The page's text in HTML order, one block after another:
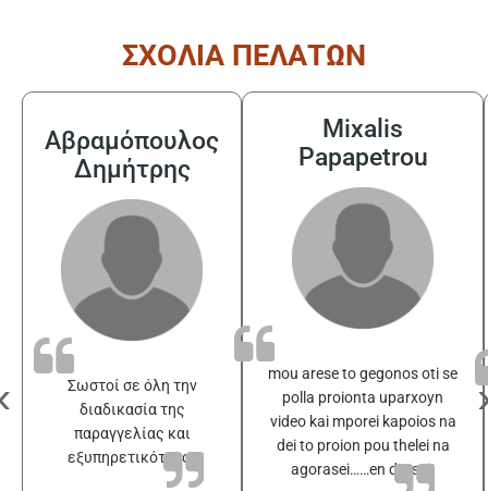
ΣΧΟΛΙΑ ΠΕΛΑΤΩΝ
Αβραμόπουλος
Δημήτρης
Σωστοί σε όλη την
διαδικασία της
παραγγελίας και
εξυπηρετικότατοι
Mixalis
Papapetrou
mou arese to gegonos oti se
polla proionta uparxoyn
video kai mporei kapoios na
dei to proion pou thelei na
agorasei……en drasei!